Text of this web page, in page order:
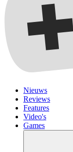
Nieuws
Reviews
Features
Video's
Games